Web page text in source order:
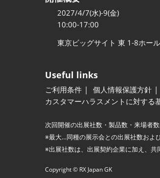
2027/4/7(水)-9(金)
10:00-17:00
東京ビッグサイト 東 1-8ホール
Useful links
ご利用条件 個人情報保護方針
カスタマーハラスメントに対する
次回開催の出展社数・製品数・来場者
※最大…同種の展示会との出展社数およ
※出展社数は、出展契約企業に加え、共
Copyright © RX Japan GK